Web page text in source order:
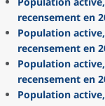
recensement en
Population
recensement en
Population
recensement en
Population